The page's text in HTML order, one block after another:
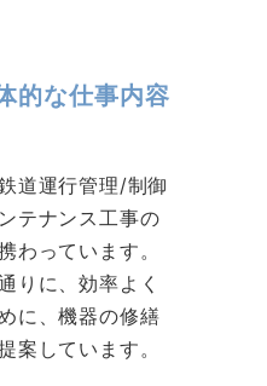
的な仕事内容
道運行管理/制御
テナンス工事の
わっています。
りに、効率よく
に、機器の修繕
案しています。